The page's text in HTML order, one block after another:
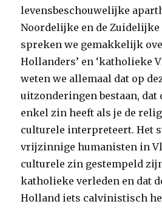
levensbeschouwelijke
Noordelijke en de Zuidelijke
spreken we gemakkelijk
Hollanders’ en ‘katholieke
weten we allemaal dat op
uitzonderingen bestaan, dat
enkel zin heeft als je de
culturele interpreteert. Het
vrijzinnige humanisten in
culturele zin gestempeld
katholieke verleden en dat
Holland iets calvinistisch